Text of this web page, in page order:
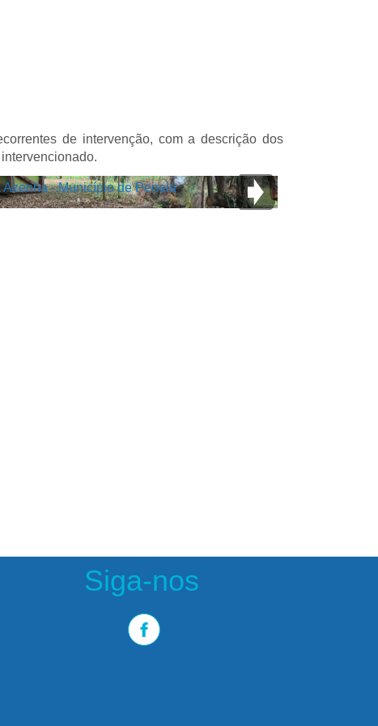
de intervenção, com a descrição dos
Azenha - Município de Penela
Siga-nos